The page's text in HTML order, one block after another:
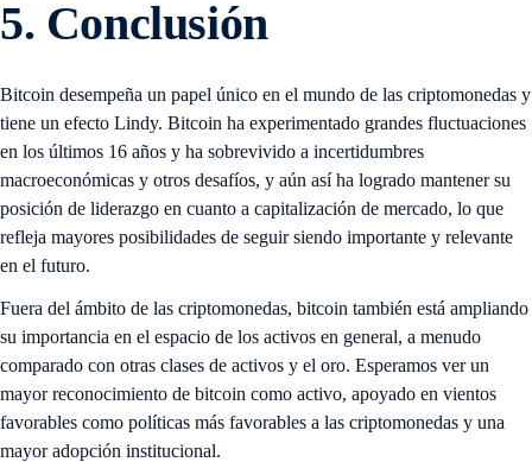
5. Conclusión
Bitcoin desempeña un papel único en el mundo de las criptomonedas y
tiene un efecto Lindy. Bitcoin ha experimentado grandes fluctuaciones
en los últimos 16 años y ha sobrevivido a incertidumbres
macroeconómicas y otros desafíos, y aún así ha logrado mantener su
posición de liderazgo en cuanto a capitalización de mercado, lo que
refleja mayores posibilidades de seguir siendo importante y relevante
en el futuro.
Fuera del ámbito de las criptomonedas, bitcoin también está ampliando
su importancia en el espacio de los activos en general, a menudo
comparado con otras clases de activos y el oro. Esperamos ver un
mayor reconocimiento de bitcoin como activo, apoyado en vientos
favorables como políticas más favorables a las criptomonedas y una
mayor adopción institucional.